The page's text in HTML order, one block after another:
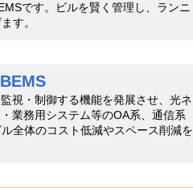
です。ビルを賢く管理し、ランニ
す。
視・制御する機能を発展させ、光ネ
業務用システム等のOA系、通信系
全体のコスト低減やスペース削減を